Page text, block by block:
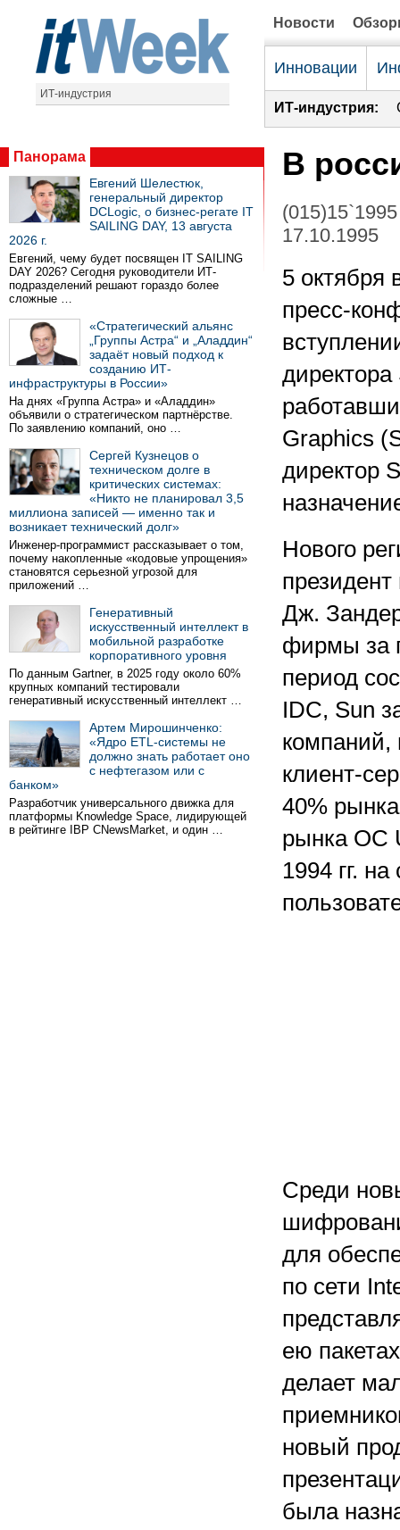
ИТ-индустрия
Новости
Инновации
ИТ-индустрия:
Панорама
Евгений Шелестюк,
генеральный директор
DCLogic, о бизнес-регате IT
SAILING DAY, 13 августа
2026 г.
Евгений, чему будет посвящен IT SAILING
DAY 2026? Сегодня руководители ИТ-
подразделений решают гораздо более
сложные …
«Стратегический альянс
„Группы Астра“ и „Аладдин“
задаёт новый подход к
созданию ИТ-
инфраструктуры в России»
На днях «Группа Астра» и «Аладдин»
объявили о стратегическом партнёрстве.
По заявлению компаний, оно …
Сергей Кузнецов о
техническом долге в
критических системах:
«Никто не планировал 3,5
миллиона записей — именно так и
возникает технический долг»
Инженер-программист рассказывает о том,
почему накопленные «кодовые упрощения»
становятся серьезной угрозой для
приложений …
Генеративный
искусственный интеллект в
мобильной разработке
корпоративного уровня
По данным Gartner, в 2025 году около 60%
крупных компаний тестировали
генеративный искусственный интеллект …
Артем Мирошинченко:
«Ядро ETL-системы не
должно знать работает оно
с нефтегазом или с
банком»
Разработчик универсального движка для
платформы Knowledge Space, лидирующей
в рейтинге IBP CNewsMarket, и один …
В
(015)15`1995
17.10.1995
5 октября
пресс-
Graphics
директор
Нового
Дж.
фирмы за
период
IDC, Sun
компаний,
клиент-
40%
рынка ОС
1994 гг.
Среди
для
по сети
ею
делает
новый
была